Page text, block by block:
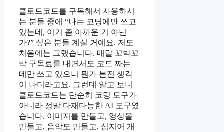
클로드코드를 구독해서 사용하시
는 분들 중에 “나는 코딩에만 쓰고
있는데, 이거 좀 아까운 거 아닌
가?” 싶은 분들 계실 거예요. 저도
처음에는 그랬습니다. 매달 꼬박꼬
박 구독료를 내면서도 코드 짜는
데만 쓰고 있으니 뭔가 본전 생각
이 나더라고요. 그런데 알고 보니
클로드코드는 단순히 코딩 도구가
아니라 정말 다재다능한 AI 도구였
습니다. 이미지를 만들고, 영상을
만들고, 음악도 만들고, 심지어 개